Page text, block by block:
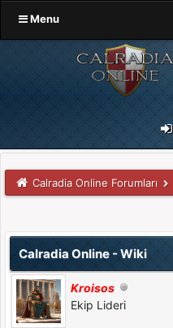
Menu
Calradia Online Forumları
Calradia Online - Wiki
Kroisos
Ekip Lideri